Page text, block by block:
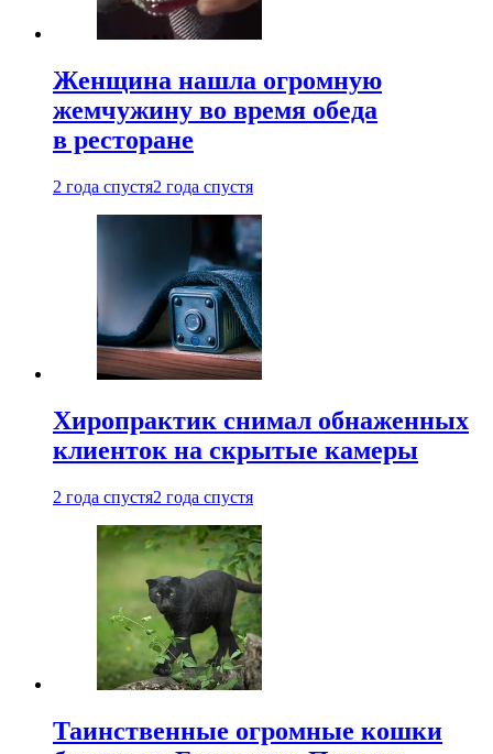
Женщина нашла огромную
жемчужину во время обеда
в ресторане
2 года спустя2 года спустя
Хиропрактик снимал обнаженных
клиенток на скрытые камеры
2 года спустя2 года спустя
Таинственные огромные кошки